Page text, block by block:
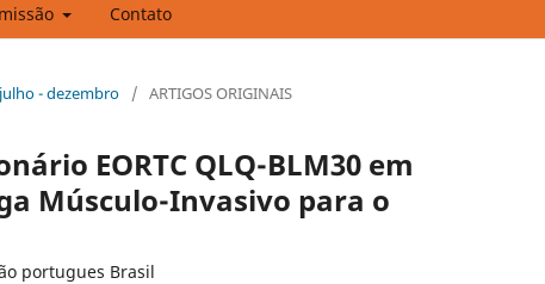
Contato
- dezembro / ARTIGOS ORIGINAIS
EORTC QLQ-BLM30 em
Músculo-Invasivo para o
portugues Brasil